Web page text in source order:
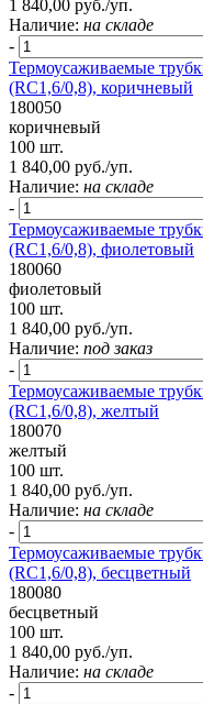
1 840,00 руб./уп.
Наличие: на складе
-
Термоусаживаемые
(RC1,6/0,8), коричневый
180050
коричневый
100 шт.
1 840,00 руб./уп.
Наличие: на складе
-
Термоусаживаемые
(RC1,6/0,8), фиолетовый
180060
фиолетовый
100 шт.
1 840,00 руб./уп.
Наличие: под заказ
-
Термоусаживаемые
(RC1,6/0,8), желтый
180070
желтый
100 шт.
1 840,00 руб./уп.
Наличие: на складе
-
Термоусаживаемые
(RC1,6/0,8), бесцветный
180080
бесцветный
100 шт.
1 840,00 руб./уп.
Наличие: на складе
-